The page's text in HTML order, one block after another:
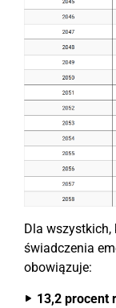
Dla
świadczenia
obowiązuje:
13,2 procent